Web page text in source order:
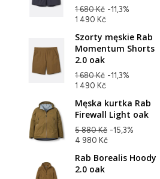
1 680 Kč -11,3%
1 490 Kč
Szorty męskie Rab
Momentum Shorts
2.0 oak
1 680 Kč -11,3%
1 490 Kč
Męska kurtka Rab
Firewall Light oak
5 880 Kč -15,3%
4 980 Kč
Rab Borealis Hoody
2.0 oak